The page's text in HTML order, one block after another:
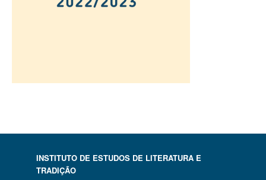
INSTITUTO DE ESTUDOS DE LITERATURA E
TRADIÇÃO